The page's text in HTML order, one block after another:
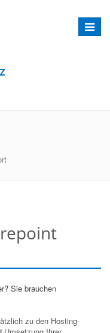
Toggle
Sie brauchen
zu den Hosting-